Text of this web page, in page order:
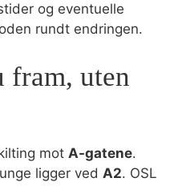
og eventuelle
rundt endringen.
fram, uten
mot A-gatene.
ligger ved A2. OSL